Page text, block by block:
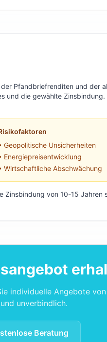
Pfandbriefrenditen und der
die gewählte
Geopolitische Unsicherheiten
Energiepreisentwicklung
Wirtschaftliche Abschwächung
Zinsbindung von 10-15
individuelle Angebote
unverbindlich.
Beratung